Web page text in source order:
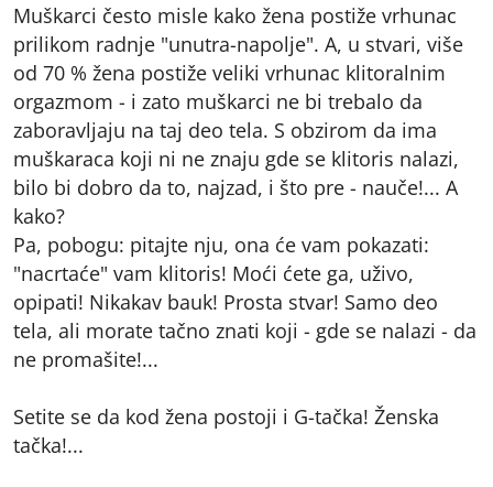
Muškarci često misle kako žena postiže vrhunac
prilikom radnje "unutra-napolje". A, u stvari, više
od 70 % žena postiže veliki vrhunac klitoralnim
orgazmom - i zato muškarci ne bi trebalo da
zaboravljaju na taj deo tela. S obzirom da ima
muškaraca koji ni ne znaju gde se klitoris nalazi,
bilo bi dobro da to, najzad, i što pre - nauče!... A
kako?
Pa, pobogu: pitajte nju, ona će vam pokazati:
"nacrtaće" vam klitoris! Moći ćete ga, uživo,
opipati! Nikakav bauk! Prosta stvar! Samo deo
tela, ali morate tačno znati koji - gde se nalazi - da
ne promašite!...
Setite se da kod žena postoji i G-tačka! Ženska
tačka!...